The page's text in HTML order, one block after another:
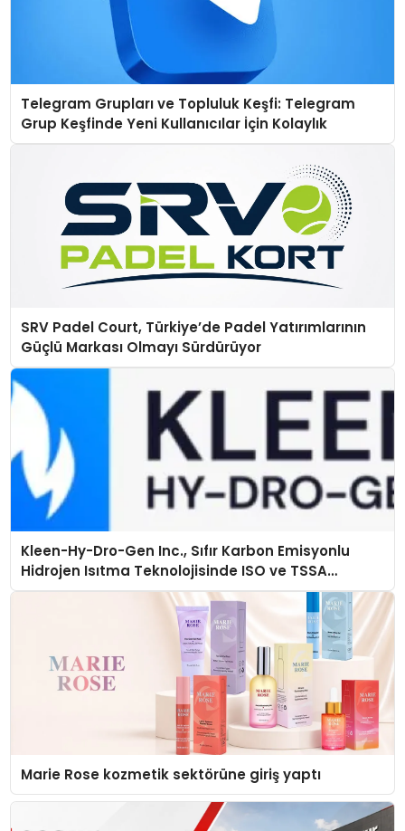
Telegram Grupları ve Topluluk Keşfi: Telegram
Grup Keşfinde Yeni Kullanıcılar İçin Kolaylık
SRV Padel Court, Türkiye’de Padel Yatırımlarının
Güçlü Markası Olmayı Sürdürüyor
Kleen-Hy-Dro-Gen Inc., Sıfır Karbon Emisyonlu
Hidrojen Isıtma Teknolojisinde ISO ve TSSA
Düzenleyici Onaylarını Aldı
Marie Rose kozmetik sektörüne giriş yaptı